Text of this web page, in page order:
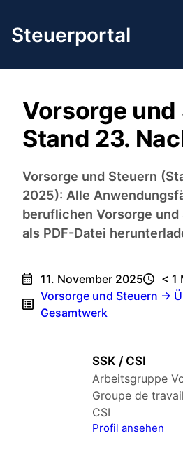
Inhalt
springen
Steuerportal
Vorsorge und
Stand 23.
Vorsorge und Steuern
2025): Alle
beruflichen Vorsorge
als PDF-Datei
Vorsorge und Steuern →
Gesamtwerk
11. November 2025 < 1
SSK / CSI
Arbeitsgruppe
Groupe de
CSI
Profil ansehen